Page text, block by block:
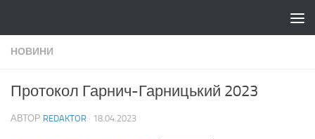
НОВИНИ
Протокол Гарнич-Гарницький 2023
АВТОР REDAKTOR · 18.04.2023